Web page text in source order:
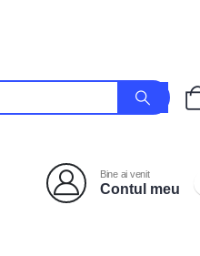
Bine ai venit
Contul meu